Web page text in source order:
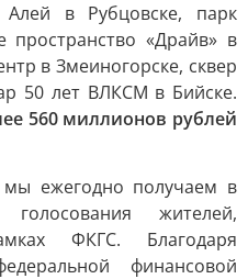
в Рубцовске, парк
пространство «Драйв» в
в Змеиногорске, сквер
50 лет ВЛКСМ в Бийске.
560 миллионов рублей
ежегодно получаем в
голосования жителей,
ФКГС. Благодаря
финансовой